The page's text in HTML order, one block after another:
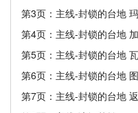
第3页：主线-封锁的台地
第4页：主线-封锁的台地
第5页：主线-封锁的台地
第6页：主线-封锁的台地
第7页：主线-封锁的台地